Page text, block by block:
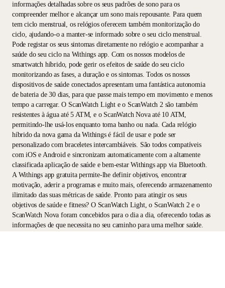
informações detalhadas sobre os seus padrões de sono para os
compreender melhor e alcançar um sono mais repousante. Para quem
tem ciclo menstrual, os relógios oferecem também monitorização do
ciclo, ajudando-o a manter-se informado sobre o seu ciclo menstrual.
Pode registar os seus sintomas diretamente no relógio e acompanhar a
saúde do seu ciclo na Withings app. Com os nossos modelos de
smartwatch híbrido, pode gerir os efeitos de saúde do seu ciclo
monitorizando as fases, a duração e os sintomas. Todos os nossos
dispositivos de saúde conectados apresentam uma fantástica autonomia
de bateria de 30 dias, para que passe mais tempo em movimento e menos
tempo a carregar. O ScanWatch Light e o ScanWatch 2 são também
resistentes à água até 5 ATM, e o ScanWatch Nova até 10 ATM,
permitindo-lhe usá-los enquanto toma banho ou nada. Cada relógio
híbrido da nova gama da Withings é fácil de usar e pode ser
personalizado com braceletes intercambiáveis. São todos compatíveis
com iOS e Android e sincronizam automaticamente com a altamente
classificada aplicação de saúde e bem-estar Withings app via Bluetooth.
A Withings app gratuita permite-lhe definir objetivos, encontrar
motivação, aderir a programas e muito mais, oferecendo armazenamento
ilimitado das suas métricas de saúde. Pronto para atingir os seus
objetivos de saúde e fitness? O ScanWatch Light, o ScanWatch 2 e o
ScanWatch Nova foram concebidos para o dia a dia, oferecendo todas as
informações de que necessita no seu caminho para uma melhor saúde.